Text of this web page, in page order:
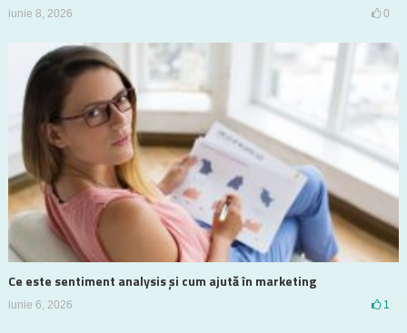
iunie 8, 2026 0
Ce este sentiment analysis și cum ajută în marketing
iunie 6, 2026 1